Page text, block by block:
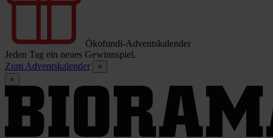
Ökofundi-Adventskalender
Jeden Tag ein neues Gewinnspiel.
Zum Adventskalender
×
×